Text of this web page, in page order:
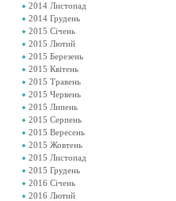
2014 Листопад
2014 Грудень
2015 Січень
2015 Лютий
2015 Березень
2015 Квітень
2015 Травень
2015 Червень
2015 Липень
2015 Серпень
2015 Вересень
2015 Жовтень
2015 Листопад
2015 Грудень
2016 Січень
2016 Лютий